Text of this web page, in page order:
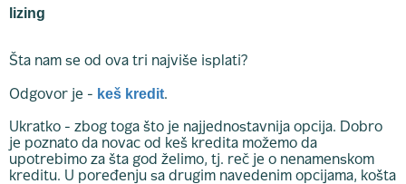
lizing
Šta nam se od ova tri najviše isplati?
Odgovor je - keš kredit.
Ukratko - zbog toga što je najjednostavnija opcija. Dobro
je poznato da novac od keš kredita možemo da
upotrebimo za šta god želimo, tj. reč je o nenamenskom
kreditu. U poređenju sa drugim navedenim opcijama, košta